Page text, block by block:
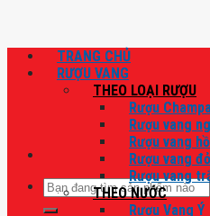
Tìm
kiếm:
TRANG CHỦ
RƯỢU VANG
THEO LOẠI RƯỢU
Rượu
Rượu vang
Rượu vang
Rượu vang đỏ
Rượu vang
THEO NƯỚC
Rượu Vang Ý